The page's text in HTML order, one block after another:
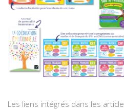
Les liens intégrés dans les